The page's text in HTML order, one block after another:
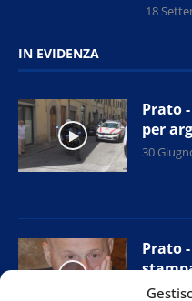
18
IN EVIDENZA
Prato
per
30
Prato